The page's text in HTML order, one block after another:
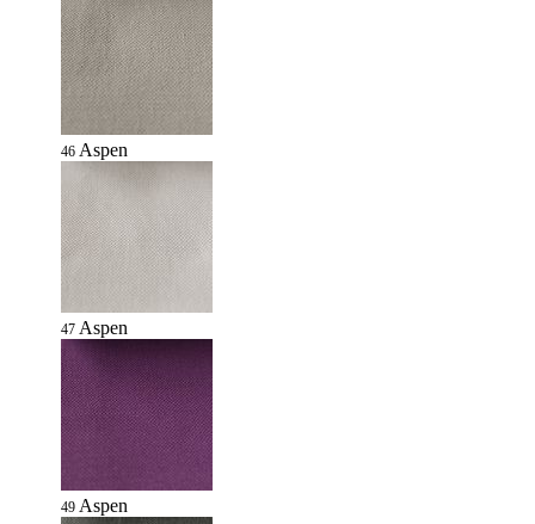
46 Aspen
47 Aspen
49 Aspen